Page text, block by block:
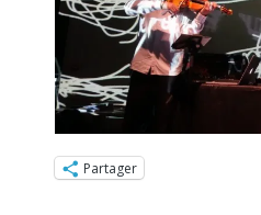
Partager